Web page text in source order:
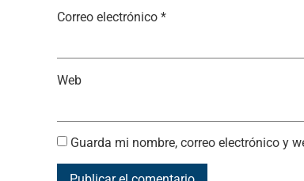
Correo electrónico *
Web
Guarda mi nombre, correo electrónico y